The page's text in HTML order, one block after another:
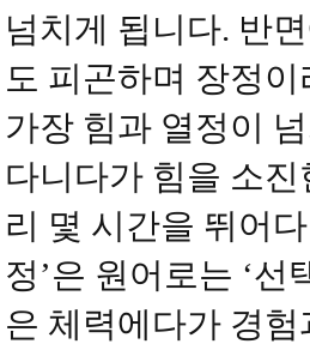
넘치게 됩니다. 반
도 피곤하며 장정
가장 힘과 열정이
다니다가 힘을 소
리 몇 시간을 뛰어
정’은 원어로는 ‘
은 체력에다가 경